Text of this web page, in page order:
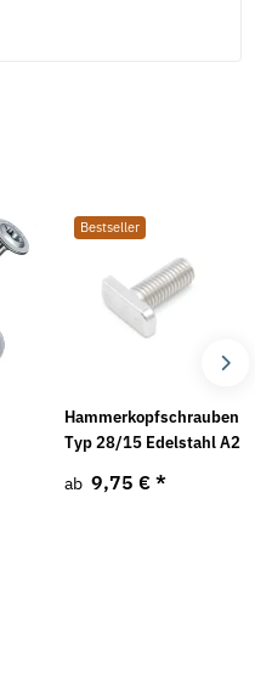
Bestseller
Hammerkopfschrauben
Typ 28/15 Edelstahl A2
ab 9,75 € *